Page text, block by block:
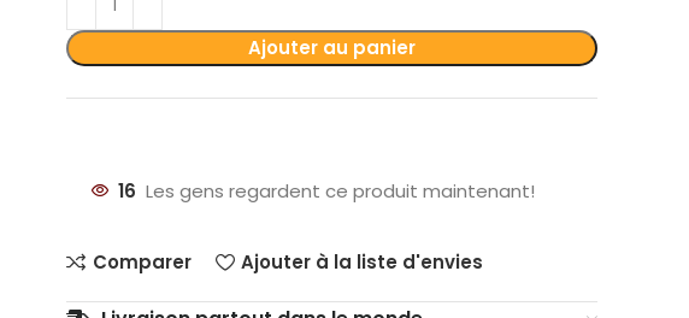
Ajouter au panier
16 Les gens regardent ce produit maintenant!
Comparer Ajouter à la liste d'envies